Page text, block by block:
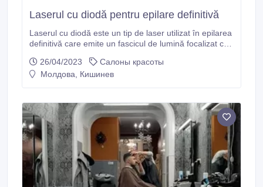
Laserul cu diodă pentru epilare definitivă
Laserul cu diodă este un tip de laser utilizat în epilarea
definitivă care emite un fascicul de lumină focalizat cu
din foliculul de păr. Acest lucru face ca foliculul de păr
să se încălzească și, în cele din urmă, să fie distrus,
26/04/2023
Салоны красоты
Молдова, Кишинев